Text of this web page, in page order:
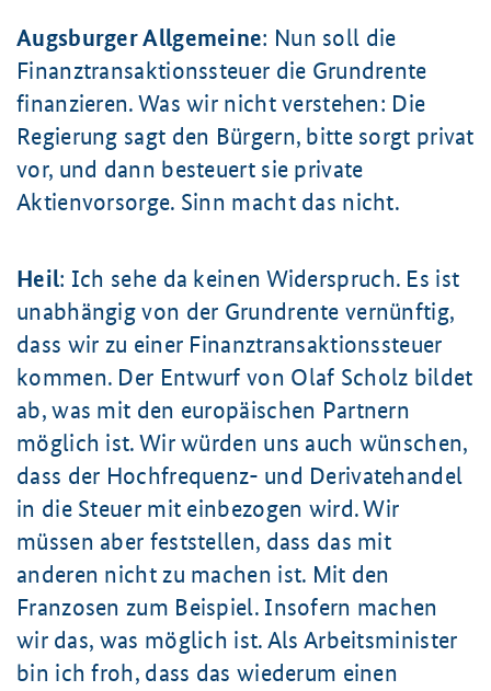
Augsburger Allgemeine: Nun soll die
Finanztransaktionssteuer die Grundrente
finanzieren. Was wir nicht verstehen: Die
Regierung sagt den Bürgern, bitte sorgt privat
vor, und dann besteuert sie private
Aktienvorsorge. Sinn macht das nicht.
Heil: Ich sehe da keinen Widerspruch. Es ist
unabhängig von der Grundrente vernünftig,
dass wir zu einer Finanztransaktionssteuer
kommen. Der Entwurf von Olaf Scholz bildet
ab, was mit den europäischen Partnern
möglich ist. Wir würden uns auch wünschen,
dass der Hochfrequenz- und Derivatehandel
in die Steuer mit einbezogen wird. Wir
müssen aber feststellen, dass das mit
anderen nicht zu machen ist. Mit den
Franzosen zum Beispiel. Insofern machen
wir das, was möglich ist. Als Arbeitsminister
bin ich froh, dass das wiederum einen